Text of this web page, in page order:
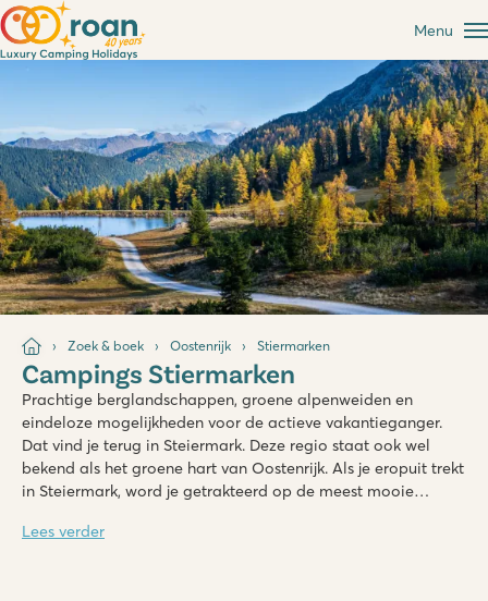
Menu
Zoek & boek Oostenrijk Stiermarken
Campings Stiermarken
Prachtige berglandschappen, groene alpenweiden en
eindeloze mogelijkheden voor de actieve vakantieganger.
Dat vind je terug in Steiermark. Deze regio staat ook wel
bekend als het groene hart van Oostenrijk. Als je eropuit trekt
in Steiermark, word je getrakteerd op de meest mooie
Lees verder